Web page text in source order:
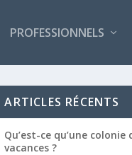
PROFESSIONNELS
ARTICLES RÉCENTS
Qu’est-ce qu’une colonie
vacances ?